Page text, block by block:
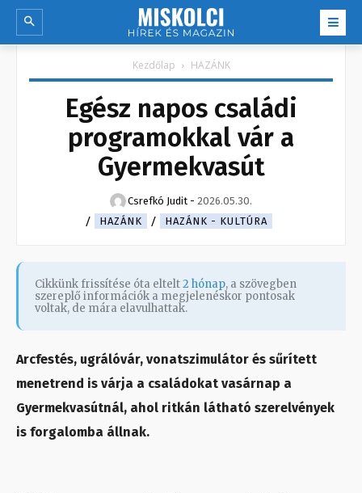
Kezdőlap HAZÁNK
Egész napos családi
programokkal vár a
Gyermekvasút
Csrefkó Judit - 2026.05.30.
HAZÁNK
HAZÁNK - KULTÚRA
Cikkünk frissítése óta eltelt2 hónap, a szövegben
szereplő információk a megjelenéskor pontosak
voltak, de mára elavulhattak.
Arcfestés, ugrálóvár, vonatszimulátor és sűrített
menetrend is várja a családokat vasárnap a
Gyermekvasútnál, ahol ritkán látható szerelvények
is forgalomba állnak.